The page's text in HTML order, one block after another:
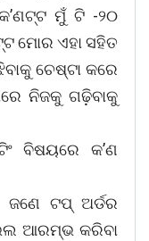
ମୁଁ ଟି -୨୦
ମୋର ଏହା ସହିତ
ଚେଷ୍ଟା କରେ
ନିଜକୁ ଗଢ଼ିବାକୁ
ବିଷୟରେ କ’ଣ
ଜଣେ ଟପ୍ ଅର୍ଡର
ଆରମ୍ଭ କରିବା